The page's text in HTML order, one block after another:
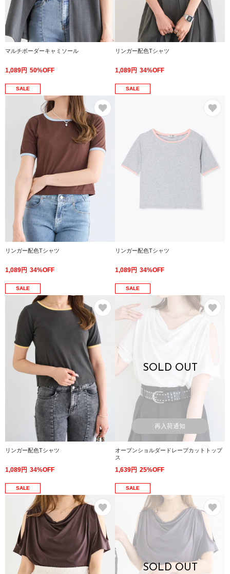
マルチボーダーキャミソール
1,089円 50%OFF
リンガー配色Tシャツ
1,089円 34%OFF
SALE
リンガー配色Tシャツ
1,089円 34%OFF
SALE
リンガー配色Tシャツ
1,089円 34%OFF
SALE
お気に入り
リンガー配色Tシャツ
1,089円 34%OFF
SALE
SOLD OUT
再入荷通知
オープンショルダードレープカットトップ
ス
1,639円 25%OFF
SALE SALE
SOLD OUT